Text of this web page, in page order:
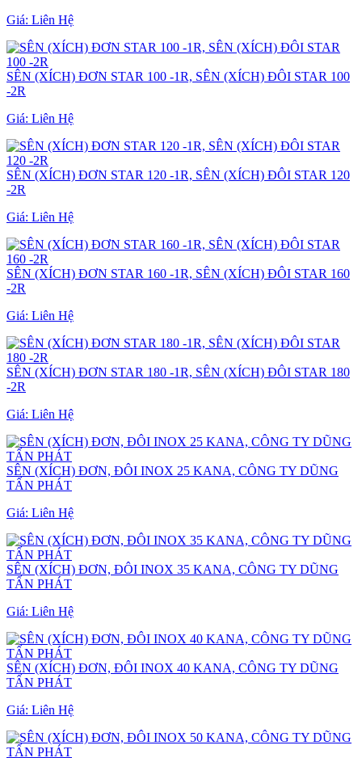
Giá: Liên Hệ
SÊN (XÍCH) ĐƠN STAR 100 -1R, SÊN (XÍCH) ĐÔI STAR 100
-2R
Giá: Liên Hệ
SÊN (XÍCH) ĐƠN STAR 120 -1R, SÊN (XÍCH) ĐÔI STAR 120
-2R
Giá: Liên Hệ
SÊN (XÍCH) ĐƠN STAR 160 -1R, SÊN (XÍCH) ĐÔI STAR 160
-2R
Giá: Liên Hệ
SÊN (XÍCH) ĐƠN STAR 180 -1R, SÊN (XÍCH) ĐÔI STAR 180
-2R
Giá: Liên Hệ
SÊN (XÍCH) ĐƠN, ĐÔI INOX 25 KANA, CÔNG TY DŨNG
TẤN PHÁT
Giá: Liên Hệ
SÊN (XÍCH) ĐƠN, ĐÔI INOX 35 KANA, CÔNG TY DŨNG
TẤN PHÁT
Giá: Liên Hệ
SÊN (XÍCH) ĐƠN, ĐÔI INOX 40 KANA, CÔNG TY DŨNG
TẤN PHÁT
Giá: Liên Hệ